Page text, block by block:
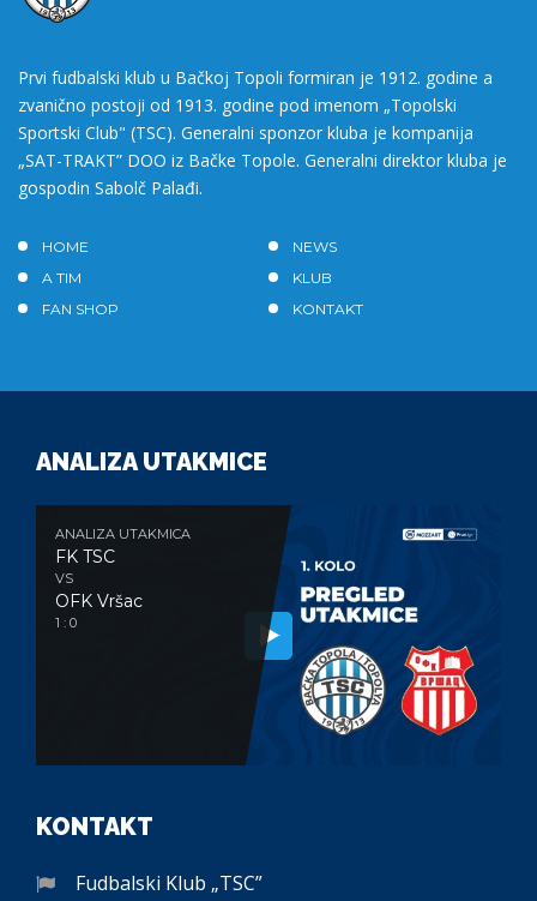
Prvi fudbalski klub u Bačkoj Topoli formiran je 1912. godine a
zvanično postoji od 1913. godine pod imenom „Topolski
Sportski Club" (TSC). Generalni sponzor kluba je kompanija
„SAT-TRAKT” DOO iz Bačke Topole. Generalni direktor kluba je
gospodin Sabolč Palađi.
HOME
NEWS
A TIM
KLUB
FAN SHOP
KONTAKT
ANALIZA UTAKMICE
ANALIZA UTAKMICA
FK TSC
VS
OFK Vršac
1 : 0
KONTAKT
Fudbalski Klub „TSC”